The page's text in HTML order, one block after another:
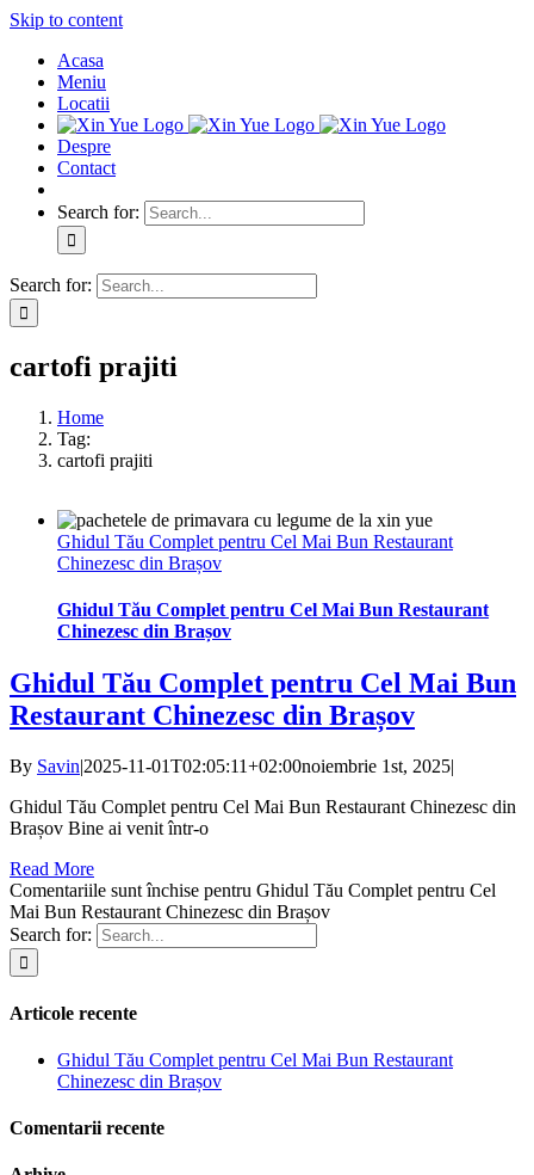
Skip to content
Acasa
Meniu
Locatii
Despre
Contact
Search for:
Search for:
cartofi prajiti
Home
Tag:
cartofi prajiti
Ghidul Tău Complet pentru Cel Mai Bun Restaurant
Chinezesc din Brașov
Ghidul Tău Complet pentru Cel Mai Bun Restaurant
Chinezesc din Brașov
Ghidul Tău Complet pentru Cel Mai Bun
Restaurant Chinezesc din Brașov
By Savin|2025-11-01T02:05:11+02:00noiembrie 1st, 2025|
Ghidul Tău Complet pentru Cel Mai Bun Restaurant Chinezesc din
Brașov Bine ai venit într-o
Read More
Comentariile sunt închise pentru Ghidul Tău Complet pentru Cel
Mai Bun Restaurant Chinezesc din Brașov
Search for:
Articole recente
Ghidul Tău Complet pentru Cel Mai Bun Restaurant
Chinezesc din Brașov
Comentarii recente